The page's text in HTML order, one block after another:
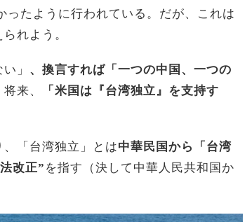
ったように行われている。だが、これは
れよう。
」 、換言すれば「一つの中国、一つの
来、
「米国は『台湾独立』を支持す
「台湾独立」とは中華民国から「台湾
改正” を指す（決して中華人民共和国か